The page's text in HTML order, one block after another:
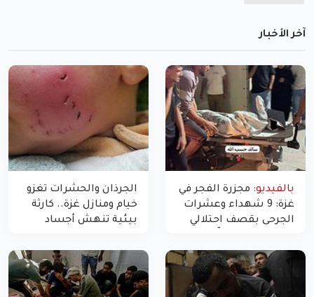
آخر الأخبار
بالفيديو: مجزرة الفجر في
غزة: 9 شهداء وعشرات
الجرحى بقصف احتلالي
الجرذان والحشرات تغزو
خيام ومنازل غزة.. كارثة
بيئية تنهش أجساد